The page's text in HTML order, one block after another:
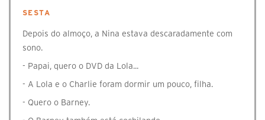
SESTA
Depois do almoço, a Nina estava descaradamente com
sono.
- Papai, quero o DVD da Lola...
- A Lola e o Charlie foram dormir um pouco, filha.
- Quero o Barney.